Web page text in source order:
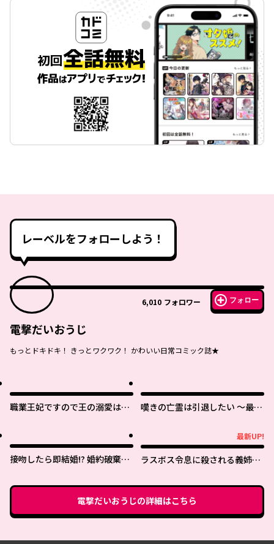
レーベルをフォローしよう！
6,010 フォロワー フォロー
電撃だいおうじ
もっとドキドキ！ きっとワクワク！ かわいい日常コミック誌★
職業王妃ですので王の溺愛はご
嘆きの亡霊は引退したい ～最弱
接吻したら即結婚!? 婚約破棄さ
の皇帝でした
最新UP!
ラスボス令息に殺される義姉で
ました。
電撃だいおうじの詳細はこちら